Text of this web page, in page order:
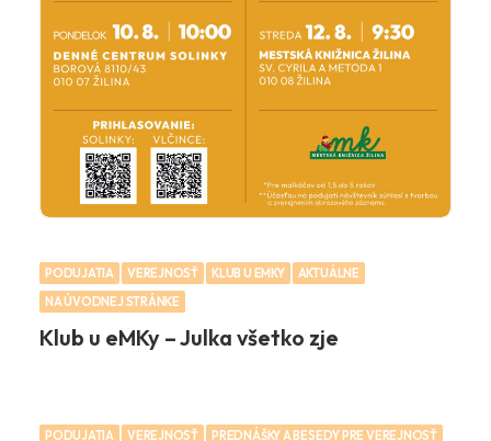
PODUJATIA VEREJNOSŤ KLUB U EMKY
AKTUÁLNE
NA ÚVODNEJ STRÁNKE
Klub u eMKy – Julka všetko zje
PODUJATIA VEREJNOSŤ
PREDNÁŠKY A BESEDY PRE VEREJNOSŤ